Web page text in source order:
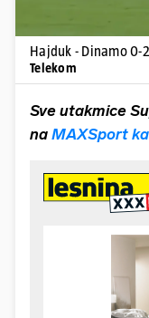
Hajduk - Dinamo 0-
Telekom
Sve utakmice
na MAXSport